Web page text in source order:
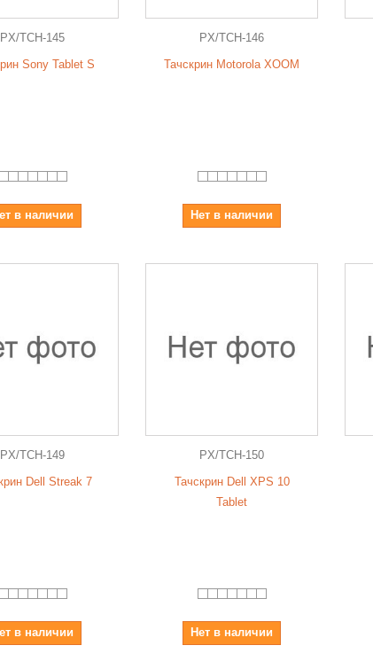
PX/TCH-145
Sony Tablet S
в наличии
PX/TCH-146
Тачскрин Motorola XOOM
Нет в наличии
PX/TCH-149
Dell Streak 7
в наличии
PX/TCH-150
Тачскрин Dell XPS 10
Tablet
Нет в наличии